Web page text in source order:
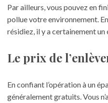
Par ailleurs, vous pouvez en
pollue votre environnement.
résidiez, il y a certainement un
Le prix de
En confiant l’opération à un
généralement gratuits. Vous